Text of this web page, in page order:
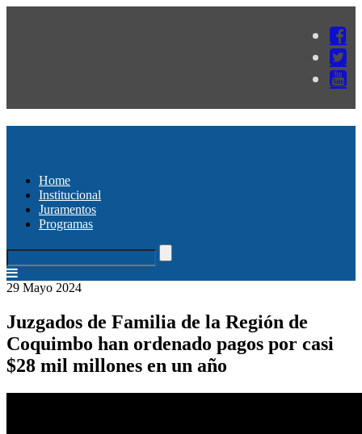
Home
Institucional
Juramentos
Programas
29 Mayo 2024
Juzgados de Familia de la Región de
Coquimbo han ordenado pagos por casi
$28 mil millones en un año